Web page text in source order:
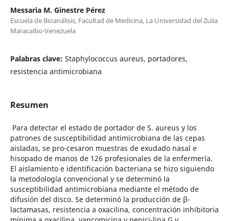
Messaria M. Ginestre Pérez
Escuela de Bioanálisis, Facultad de Medicina, La Universidad del Zulia
Maracaibo-Venezuela
Palabras clave: Staphylococcus aureus, portadores,
resistencia antimicrobiana
Resumen
Para detectar el estado de portador de S. aureus y los
patrones de susceptibilidad antimicrobiana de las cepas
aisladas, se pro-cesaron muestras de exudado nasal e
hisopado de manos de 126 profesionales de la enfermería.
El aislamiento e identificación bacteriana se hizo siguiendo
la metodología convencional y se determinó la
susceptibilidad antimicrobiana mediante el método de
difusión del disco. Se determinó la producción de β-
lactamasas, resistencia a oxacilina, concentración inhibitoria